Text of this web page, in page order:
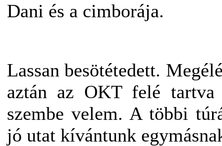
Dani és a cimborája.
Lassan besötétedett.
aztán az OKT felé tartva
szembe velem. A többi
jó utat kívántunk